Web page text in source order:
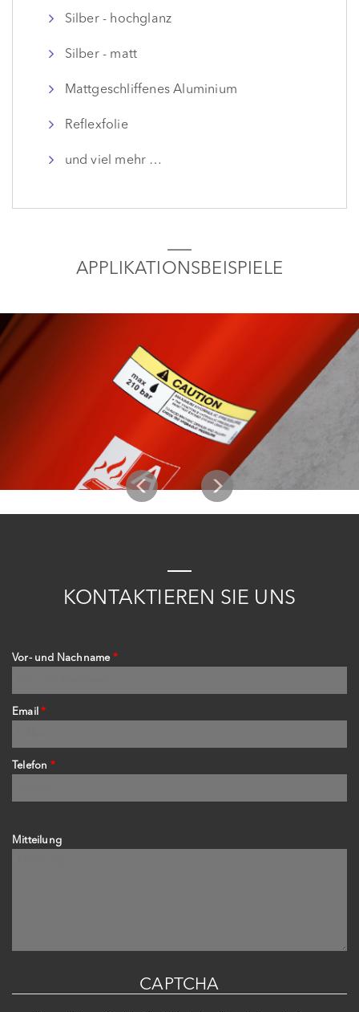
Silber - hochglanz
Silber - matt
Mattgeschliffenes Aluminium
Reflexfolie
und viel mehr …
APPLIKATIONSBEISPIELE
KONTAKTIEREN SIE UNS
Vor- und Nachname *
Email *
Telefon *
Mitteilung
CAPTCHA